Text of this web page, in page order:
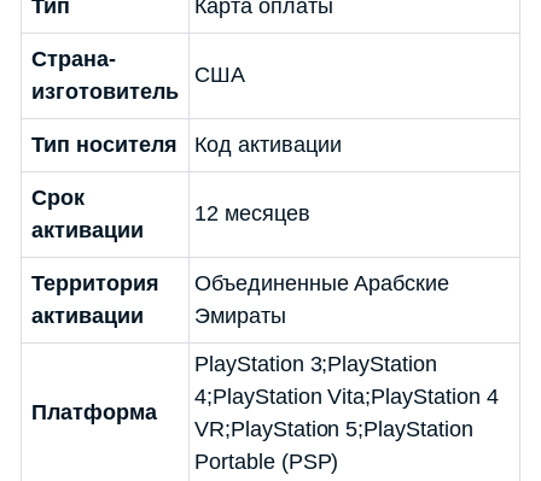
Тип Карта оплаты
Страна-
изготовитель
США
Тип носителя Код активации
Срок
активации
12 месяцев
Территория
активации
Объединенные Арабские
Эмираты
Платформа
PlayStation 3;PlayStation
4;PlayStation Vita;PlayStation 4
VR;PlayStation 5;PlayStation
Portable (PSP)